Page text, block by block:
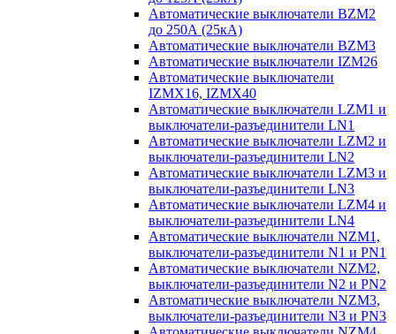
Автоматические выключатели BZM2
до 250А (25кА)
Автоматические выключатели BZM3
Автоматические выключатели IZM26
Автоматические выключатели
IZMX16, IZMX40
Автоматические выключатели LZM1 и
выключатели-разъединители LN1
Автоматические выключатели LZM2 и
выключатели-разъединители LN2
Автоматические выключатели LZM3 и
выключатели-разъединители LN3
Автоматические выключатели LZM4 и
выключатели-разъединители LN4
Автоматические выключатели NZM1,
выключатели-разъединители N1 и PN1
Автоматические выключатели NZM2,
выключатели-разъединители N2 и PN2
Автоматические выключатели NZM3,
выключатели-разъединители N3 и PN3